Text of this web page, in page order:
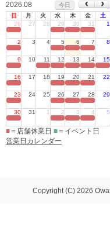
2026.08
今日
日
月 火 水 木 金
土
26
27 28 29 30 31 1
2 3 4 5 6 7 8
9 10 11 12 13 14 15
16 17 18 19 20 21 22
23 24 25 26 27 28 29
30 31 1 2 3 4 5
■ ＝店舗休業日 ■ ＝イベント日
営業日カレンダー
Copyright (C) 2026